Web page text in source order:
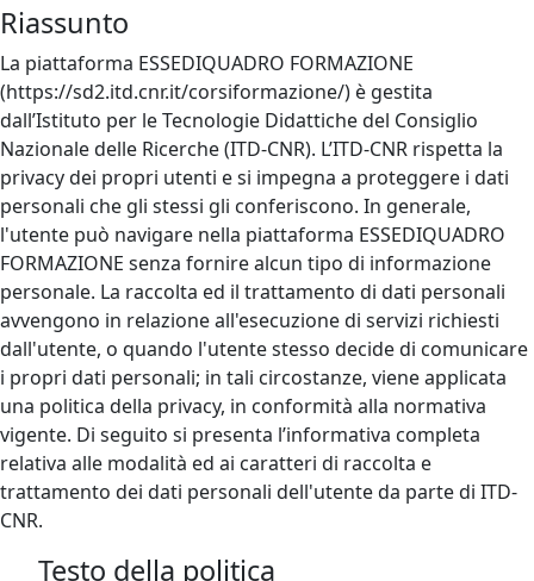
Riassunto
La piattaforma ESSEDIQUADRO FORMAZIONE
(https://sd2.itd.cnr.it/corsiformazione/) è gestita
dall’Istituto per le Tecnologie Didattiche del Consiglio
Nazionale delle Ricerche (ITD-CNR). L’ITD-CNR rispetta la
privacy dei propri utenti e si impegna a proteggere i dati
personali che gli stessi gli conferiscono. In generale,
l'utente può navigare nella piattaforma ESSEDIQUADRO
FORMAZIONE senza fornire alcun tipo di informazione
personale. La raccolta ed il trattamento di dati personali
avvengono in relazione all'esecuzione di servizi richiesti
dall'utente, o quando l'utente stesso decide di comunicare
i propri dati personali; in tali circostanze, viene applicata
una politica della privacy, in conformità alla normativa
vigente. Di seguito si presenta l’informativa completa
relativa alle modalità ed ai caratteri di raccolta e
trattamento dei dati personali dell'utente da parte di ITD-
CNR.
Testo della politica